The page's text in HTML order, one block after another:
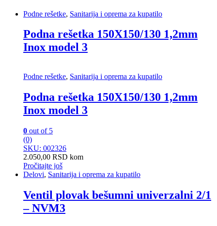
Podne rešetke, Sanitarija i oprema za kupatilo
Podna rešetka 150X150/130 1,2mm
Inox model 3
Podne rešetke, Sanitarija i oprema za kupatilo
Podna rešetka 150X150/130 1,2mm
Inox model 3
0 out of 5
(0)
SKU: 002326
2.050,00 RSD kom
Pročitajte još
Delovi, Sanitarija i oprema za kupatilo
Ventil plovak bešumni univerzalni 2/1
– NVM3